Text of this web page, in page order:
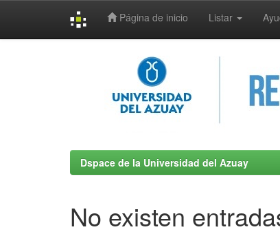
Página de inicio Listar
Dspace de la Universidad del Azuay
No existen